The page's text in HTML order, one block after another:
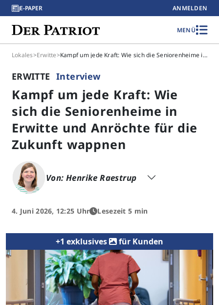
E-PAPER ANMELDEN
MENÜ
Lokales>Erwitte> Kampf um jede Kraft: Wie sich die Seniorenheime in Erwitte und Anröchte für die Zukunft wappnen
ERWITTE Interview
Kampf um jede Kraft: Wie
sich die Seniorenheime in
Erwitte und Anröchte für die
Zukunft wappnen
Von: Henrike Raestrup
4. Juni 2026, 12:25 Uhr Lesezeit 5 min
+1 exklusives für Kunden